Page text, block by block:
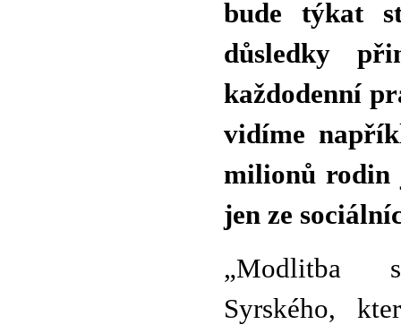
bude týkat
důsledky
každodenní
vidíme
milionů rodin
jen ze
„Modlitba
Syrského,